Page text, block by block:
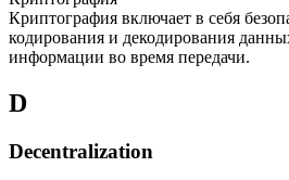
Криптография включает в себя
кодирования и декодирования
информации во время передачи.
D
Decentralization